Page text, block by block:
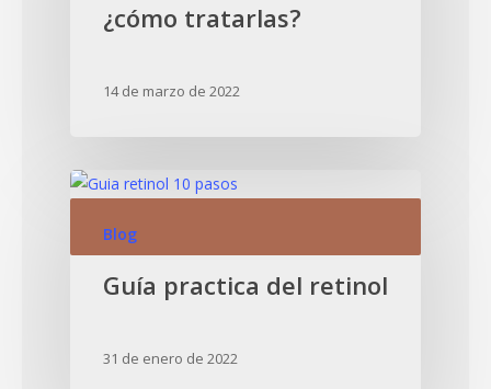
¿cómo tratarlas?
14 de marzo de 2022
Blog
Guía practica del retinol
31 de enero de 2022